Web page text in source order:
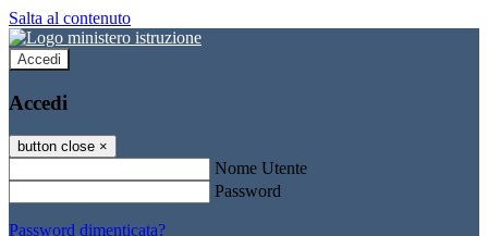
Salta al contenuto
Accedi
Accedi
button close ×
Nome Utente
Password
Password dimenticata?